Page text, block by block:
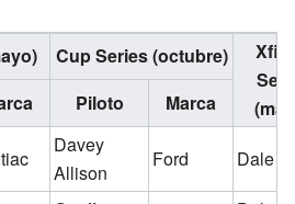
Cup Series (octubre)
Piloto Marca
Davey
Allison
Ford Dale